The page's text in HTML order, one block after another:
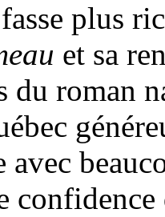
plus
et sa
du roman